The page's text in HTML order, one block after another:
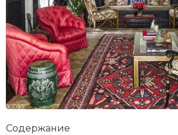
Содержание